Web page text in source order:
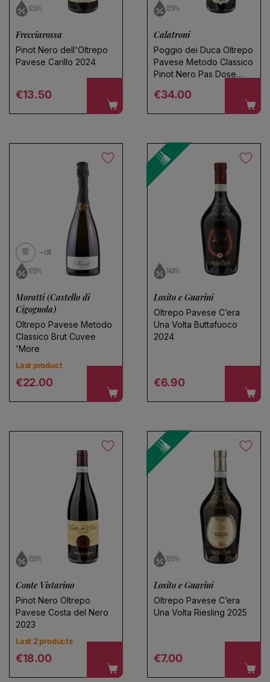
12.5%
Frecciarossa
Pinot Nero dell'Oltrepo
Pavese Carillo 2024
Regular price
€13.50
12.5%
Calatroni
Poggio dei Duca Oltrepo
Pavese Metodo Classico
Pinot Nero Pas Dose
Regular price
€34.00
90 LM
12.0%
Moratti (Castello di
Cigognola)
Oltrepo Pavese Metodo
Classico Brut Cuvee
'More
Last product
Regular price
€22.00
14.0%
Losito e Guarini
Oltrepo Pavese C’era
Una Volta Buttafuoco
2024
Regular price
€6.90
13.5%
Conte Vistarino
Pinot Nero Oltrepo
Pavese Costa del Nero
2023
Last 2 products
Regular price
€18.00
12.5%
Losito e Guarini
Oltrepo Pavese C’era
Una Volta Riesling 2025
Regular price
€7.00